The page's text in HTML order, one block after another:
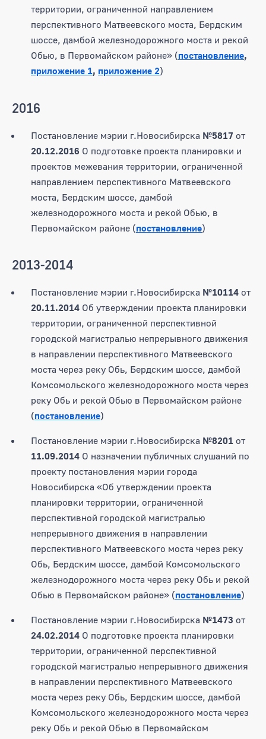
территории, ограниченной направлением
перспективного Матвеевского моста, Бердским
шоссе, дамбой железнодорожного моста и рекой
Обью, в Первомайском районе» (постановление,
приложение 1, приложение 2)
2016
Постановление мэрии г.Новосибирска №5817 от
20.12.2016 О подготовке проекта планировки и
проектов межевания территории, ограниченной
направлением перспективного Матвеевского
моста, Бердским шоссе, дамбой
железнодорожного моста и рекой Обью, в
Первомайском районе (постановление)
2013-2014
Постановление мэрии г.Новосибирска №10114 от
20.11.2014 Об утверждении проекта планировки
территории, ограниченной перспективной
городской магистралью непрерывного движения
в направлении перспективного Матвеевского
моста через реку Обь, Бердским шоссе, дамбой
Комсомольского железнодорожного моста через
реку Обь и рекой Обью в Первомайском районе
(постановление)
Постановление мэрии г.Новосибирска №8201 от
11.09.2014 О назначении публичных слушаний по
проекту постановления мэрии города
Новосибирска «Об утверждении проекта
планировки территории, ограниченной
перспективной городской магистралью
непрерывного движения в направлении
перспективного Матвеевского моста через реку
Обь, Бердским шоссе, дамбой Комсомольского
железнодорожного моста через реку Обь и рекой
Обью в Первомайском районе» (постановление)
Постановление мэрии г.Новосибирска №1473 от
24.02.2014 О подготовке проекта планировки
территории, ограниченной перспективной
городской магистралью непрерывного движения
в направлении перспективного Матвеевского
моста через реку Обь, Бердским шоссе, дамбой
Комсомольского железнодорожного моста через
реку Обь и рекой Обью в Первомайском